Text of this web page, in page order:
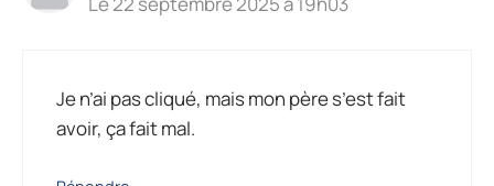
Je n’ai pas cliqué, mais mon père s’est fait
avoir, ça fait mal.